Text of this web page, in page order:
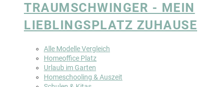
TRAUMSCHWINGER - MEIN
LIEBLINGSPLATZ ZUHAUSE
Alle Modelle Vergleich
Homeoffice Platz
Urlaub im Garten
Homeschooling & Auszeit